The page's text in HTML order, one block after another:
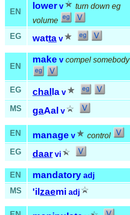
EN
lower v
turn down eg
volume
EG
watta v
EN
make v compel somebody
EG chal la v
MS gaAal v
EN manage v
control
EG
daar vi
EN mandatory adj
MS
'il zaemi adj